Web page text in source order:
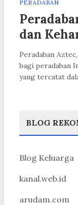
PERADABAN
dan
Peradaban
bagi peradaban
yang tercatat
BLOG
Blog Keluarga
kanal.web.id
arudam.com